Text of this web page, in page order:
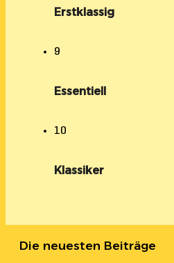
Erstklassig
9
Essentiell
10
Klassiker
Die neuesten Beiträge